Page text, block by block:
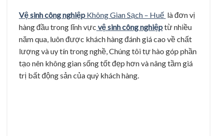
Vệ sinh công nghiệp Không Gian Sạch – Huế là đơn vị
hàng đầu trong lĩnh vực vệ sinh công nghiệptừ nhiều
năm qua, luôn được khách hàng đánh giá cao về chất
lượng và uy tín trong nghề, Chúng tôi tự hào góp phần
tạo nên không gian sống tốt đẹp hơn và nâng tầm giá
trị bất động sản của quý khách hàng.